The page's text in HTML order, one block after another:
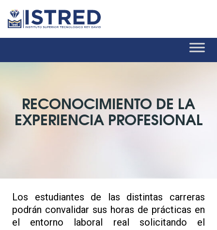
RECONOCIMIENTO DE LA
EXPERIENCIA PROFESIONAL
Los estudiantes de las distintas carreras
podrán convalidar sus horas de prácticas en
el entorno laboral real solicitando el